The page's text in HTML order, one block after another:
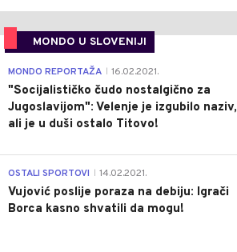
MONDO U SLOVENIJI
MONDO REPORTAŽA 16.02.2021.
"Socijalističko čudo nostalgično za
Jugoslavijom": Velenje je izgubilo naziv,
ali je u duši ostalo Titovo!
OSTALI SPORTOVI 14.02.2021.
Vujović poslije poraza na debiju: Igrači
Borca kasno shvatili da mogu!